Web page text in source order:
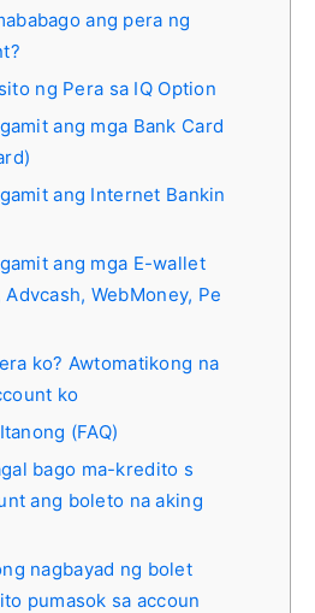
ang pera ng
ng Pera sa IQ Option
ang mga Bank Card
ang Internet Bankin
ang mga E-wallet
WebMoney, Pe
ko? Awtomatikong na
ko
(FAQ)
bago ma-kredito s
ang boleto na aking
nagbayad ng bolet
pumasok sa accoun